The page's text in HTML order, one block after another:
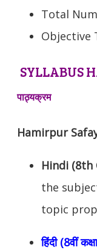
Total
Objective
SYLLABUS
पाठ्यक्रम
Hamirpur
Hindi (8th
the
topic
हिंदी (8वीं